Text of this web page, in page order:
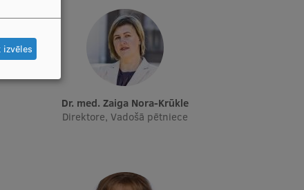
Dr. med. Zaiga Nora-Krūkle
Direktore, Vadošā pētniece